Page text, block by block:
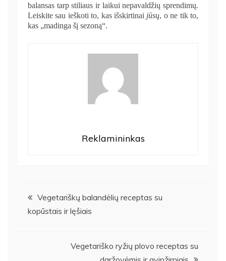
balansas tarp stiliaus ir laikui nepavaldžių sprendimų.
Leiskite sau ieškoti to, kas išskirtinai jūsų, o ne tik to,
kas „madinga šį sezoną“.
Reklamininkas
Navigacija
tarp
Vegetariškų balandėlių receptas su
kopūstais ir lęšiais
Vegetariško ryžių plovo receptas su